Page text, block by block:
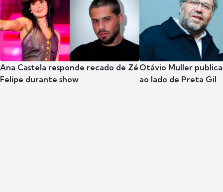
Ana Castela responde recado de Zé
Felipe durante show
Otávio Muller
ao lado de Preta Gil